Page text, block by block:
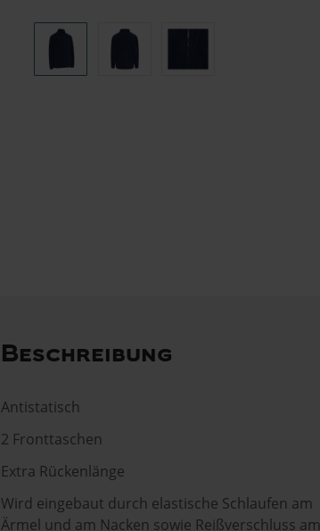
Beschreibung
Antistatisch
2 Fronttaschen
Extra Rückenlänge
Wird eingebaut durch elastische Schlaufen am
Ärmel und am Nacken sowie Reißverschluss am